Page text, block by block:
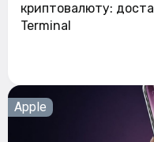
криптовалюту:
Terminal
Apple